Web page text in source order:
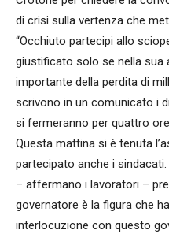
di crisi sulla vertenza che
“Occhiuto partecipi allo
giustificato solo se nella sua
importante della perdita di
scrivono in un comunicato i
si fermeranno per quattro
Questa mattina si è tenuta
partecipato anche i
– affermano i lavoratori –
governatore è la figura che
interlocuzione con questo